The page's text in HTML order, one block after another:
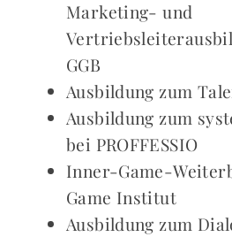
Marketing- und
GGB
Ausbildung zum
Ausbildung zum
bei PROFFESSIO
Inner-Game-
Game Institut
Ausbildung zum